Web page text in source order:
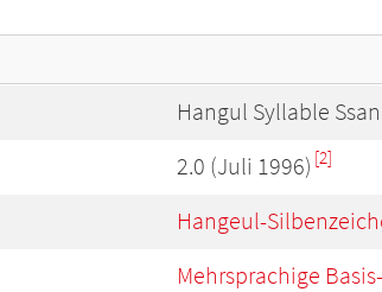
Hangul Syllable Ssan
2.0 (Juli 1996) [2]
Hangeul-
Mehrsprachige